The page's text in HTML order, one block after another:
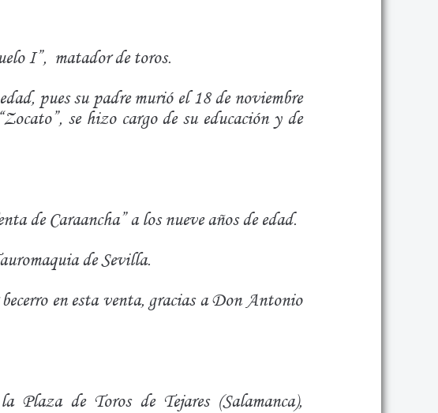
I”, matador de toros.
pues su padre murió el 18 de noviembre
se hizo cargo de su educación y de
de Caraancha” a los nueve años de edad.
de Sevilla.
en esta venta, gracias a Don Antonio
de Toros de Tejares (Salamanca),